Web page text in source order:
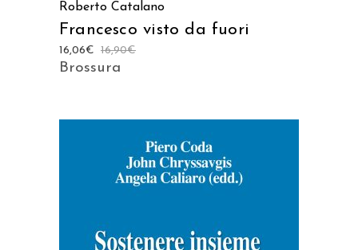
Roberto Catalano
Francesco visto da fuori
16,90€
16,06€
Brossura